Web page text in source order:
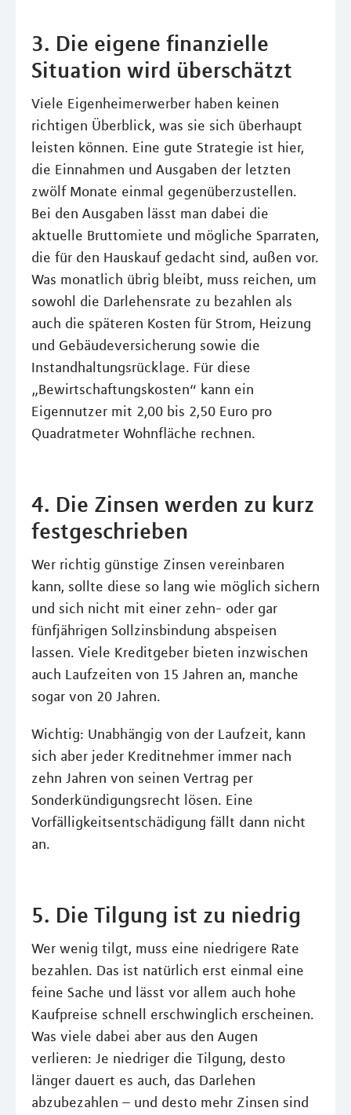
3. Die eigene finanzielle
Situation wird überschätzt
Viele Eigenheimerwerber haben keinen
richtigen Überblick, was sie sich überhaupt
leisten können. Eine gute Strategie ist hier,
die Einnahmen und Ausgaben der letzten
zwölf Monate einmal gegenüberzustellen.
Bei den Ausgaben lässt man dabei die
aktuelle Bruttomiete und mögliche Sparraten,
die für den Hauskauf gedacht sind, außen vor.
Was monatlich übrig bleibt, muss reichen, um
sowohl die Darlehensrate zu bezahlen als
auch die späteren Kosten für Strom, Heizung
und Gebäudeversicherung sowie die
Instandhaltungsrücklage. Für diese
„Bewirtschaftungskosten“ kann ein
Eigennutzer mit 2,00 bis 2,50 Euro pro
Quadratmeter Wohnfläche rechnen.
4. Die Zinsen werden zu kurz
festgeschrieben
Wer richtig günstige Zinsen vereinbaren
kann, sollte diese so lang wie möglich sichern
und sich nicht mit einer zehn- oder gar
fünfjährigen Sollzinsbindung abspeisen
lassen. Viele Kreditgeber bieten inzwischen
auch Laufzeiten von 15 Jahren an, manche
sogar von 20 Jahren.
Wichtig: Unabhängig von der Laufzeit, kann
sich aber jeder Kreditnehmer immer nach
zehn Jahren von seinen Vertrag per
Sonderkündigungsrecht lösen. Eine
Vorfälligkeitsentschädigung fällt dann nicht
an.
5. Die Tilgung ist zu niedrig
Wer wenig tilgt, muss eine niedrigere Rate
bezahlen. Das ist natürlich erst einmal eine
feine Sache und lässt vor allem auch hohe
Kaufpreise schnell erschwinglich erscheinen.
Was viele dabei aber aus den Augen
verlieren: Je niedriger die Tilgung, desto
länger dauert es auch, das Darlehen
abzubezahlen – und desto mehr Zinsen sind